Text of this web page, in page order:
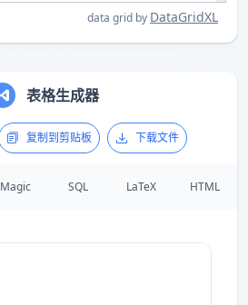
data grid by DataGridXL
表格生成器
复制到剪贴板 下载文件
Magic SQL LaTeX HTML